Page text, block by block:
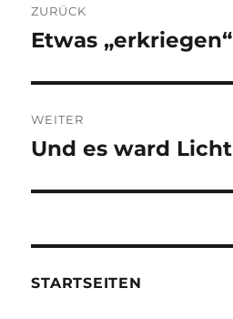
ZURÜCK
Vorheriger
Etwas „erkriegen“
WEITER
Nächster
Und es ward Licht
STARTSEITEN